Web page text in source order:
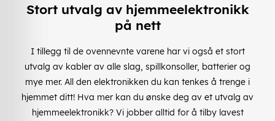
Stort utvalg av hjemmeelektronikk
på nett
I tillegg til de ovennevnte varene har vi også et stort
utvalg av kabler av alle slag, spillkonsoller, batterier og
mye mer. All den elektronikken du kan tenkes å trenge i
hjemmet ditt! Hva mer kan du ønske deg av et utvalg av
hjemmeelektronikk? Vi jobber alltid for å tilby lavest